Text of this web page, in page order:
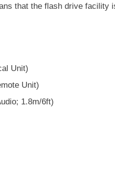
that the flash drive facility
Unit)
Unit)
1.8m/6ft)